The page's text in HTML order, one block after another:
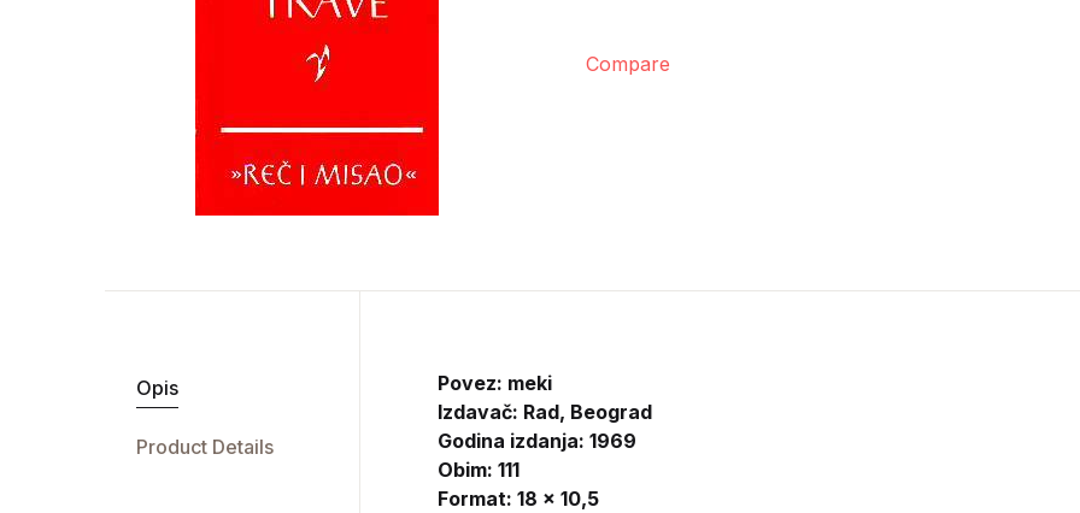
Compare
Opis
Product Details
Povez: meki
Izdavač: Rad, Beograd
Godina izdanja: 1969
Obim: 111
Format: 18 x 10,5